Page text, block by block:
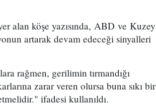
alan köşe yazısında, ABD ve Kuzey
artarak devam edeceği sinyalleri
rağmen, gerilimin tırmandığı
zarar veren olursa buna sıkı bir
ifadesi kullanıldı.